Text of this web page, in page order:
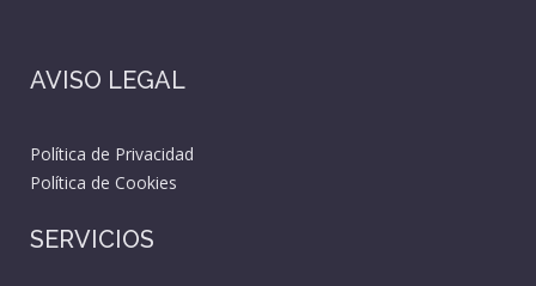
AVISO LEGAL
Política de Privacidad
Política de Cookies
SERVICIOS